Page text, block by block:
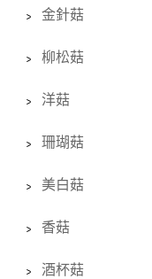
金針菇
柳松菇
洋菇
珊瑚菇
美白菇
香菇
酒杯菇